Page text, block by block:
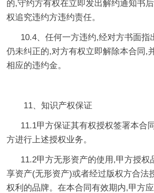
的,守约方有权在立即发出解约通知书
权追究违约方违约责任。
10.4、任何一方违约,经对方书面指
仍未纠正的,对方有权立即解除本合同,
相应的违约金。
11、知识产权保证
11.1甲方保证其有权授权签署本合
方进行上述授权业务。
11.2甲方无形资产的使用,甲方授权
享资产(无形资产)或者经过版权方合法
权利的品牌。在本合同有效期内,甲方